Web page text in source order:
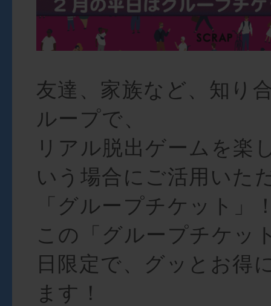
友達、家族など、知り
ループで、
リアル脱出ゲームを楽
いう場合にご活用いた
「グループチケット」
この「グループチケッ
日限定で、グッとお得
ます！